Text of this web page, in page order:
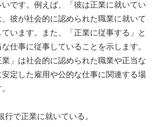
です。例えば、「彼は正業に就いてい
彼が社会的に認められた職業に就いて
います。また、「正業に従事する」と
仕事に従事していることを示します。
」は社会的に認められた職業や正当な
定した雇用や公的な仕事に関連する場
行で正業に就いている。